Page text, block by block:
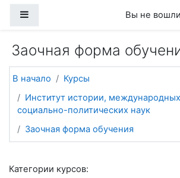
Вы не
Заочная форма
В начало
Курсы
Институт истории,
социально-политических наук
Заочная форма обучения
Категории курсов: